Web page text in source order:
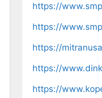
https://
https://
https://
https://
https://